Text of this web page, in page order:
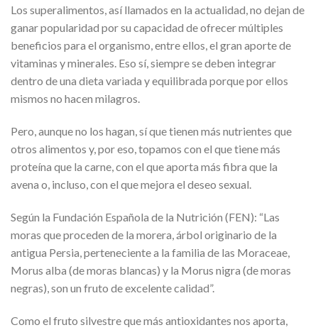
Los superalimentos, así llamados en la actualidad, no dejan de
ganar popularidad por su capacidad de ofrecer múltiples
beneficios para el organismo, entre ellos, el gran aporte de
vitaminas y minerales. Eso sí, siempre se deben integrar
dentro de una dieta variada y equilibrada porque por ellos
mismos no hacen milagros.
Pero, aunque no los hagan, sí que tienen más nutrientes que
otros alimentos y, por eso, topamos con el que tiene más
proteína que la carne, con el que aporta más fibra que la
avena o, incluso, con el que mejora el deseo sexual.
Según la Fundación Española de la Nutrición (FEN): “Las
moras que proceden de la morera, árbol originario de la
antigua Persia, perteneciente a la familia de las Moraceae,
Morus alba (de moras blancas) y la Morus nigra (de moras
negras), son un fruto de excelente calidad”.
Como el fruto silvestre que más antioxidantes nos aporta,